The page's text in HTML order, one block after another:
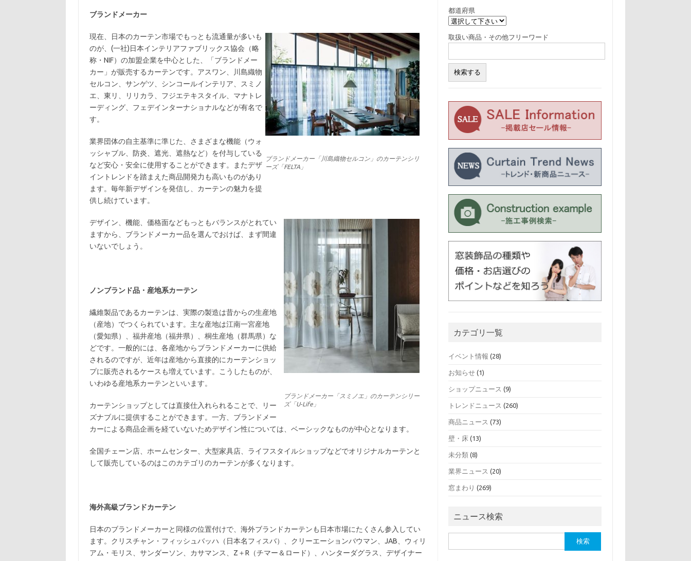
ブランドメーカー
ブランドメーカー「川島織物セルコン」のカーテンシリ
ーズ「FELTA」
現在、日本のカーテン市場でもっとも流通量が多いも
のが、(一社)日本インテリアファブリックス協会（略
称・NIF）の加盟企業を中心とした、「ブランドメー
カー」が販売するカーテンです。アスワン、川島織物
セルコン、サンゲツ、シンコールインテリア、スミノ
エ、東リ、リリカラ、フジエテキスタイル、マナトレ
ーディング、フェデインターナショナルなどが有名で
す。
業界団体の自主基準に準じた、さまざまな機能（ウォ
ッシャブル、防炎、遮光、遮熱など）を付与している
など安心・安全に使用することができます。またデザ
イントレンドを踏まえた商品開発力も高いものがあり
ます。毎年新デザインを発信し、カーテンの魅力を提
供し続けています。
ブランドメーカー「スミノエ」のカーテンシリー
ズ「U-Life」
デザイン、機能、価格面などもっともバランスがとれてい
ますから、ブランドメーカー品を選んでおけば、まず間違
いないでしょう。
ノンブランド品・産地系カーテン
繊維製品であるカーテンは、実際の製造は昔からの生産地
（産地）でつくられています。主な産地は江南一宮産地
（愛知県）、福井産地（福井県）、桐生産地（群馬県）な
どです。一般的には、各産地からブランドメーカーに供給
されるのですが、近年は産地から直接的にカーテンショッ
プに販売されるケースも増えています。こうしたものが、
いわゆる産地系カーテンといいます。
カーテンショップとしては直接仕入れられることで、リー
ズナブルに提供することができます。一方、ブランドメー
カーによる商品企画を経ていないためデザイン性については、ベーシックなものが中心となります。
全国チェーン店、ホームセンター、大型家具店、ライフスタイルショップなどでオリジナルカーテンと
して販売しているのはこのカテゴリのカーテンが多くなります。
海外高級ブランドカーテン
日本のブランドメーカーと同様の位置付けで、海外ブランドカーテンも日本市場にたくさん参入してい
ます。クリスチャン・フィッシュバッハ（日本名フィスバ）、クリーエーションバウマン、JAB、ウィリ
アム・モリス、サンダーソン、カサマンス、Z＋R（チマー＆ロード）、ハンターダグラス、デザイナー
都道府県
取扱い商品・その他フリーワード
カテゴリ一覧
イベント情報 (28)
お知らせ (1)
ショップニュース (9)
トレンドニュース (260)
商品ニュース (73)
壁・床 (13)
未分類 (8)
業界ニュース (20)
窓まわり (269)
ニュース検索
索: